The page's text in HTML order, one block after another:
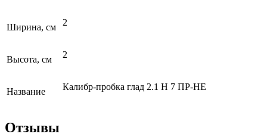
Ширина, см 2
Высота, см 2
Название Калибр-пробка глад 2.1 Н 7 ПР-НЕ
Отзывы